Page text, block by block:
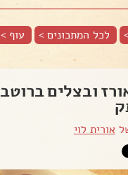
לכל המתכונים > עוף >
ובצלים ברוטב
אורית לוי